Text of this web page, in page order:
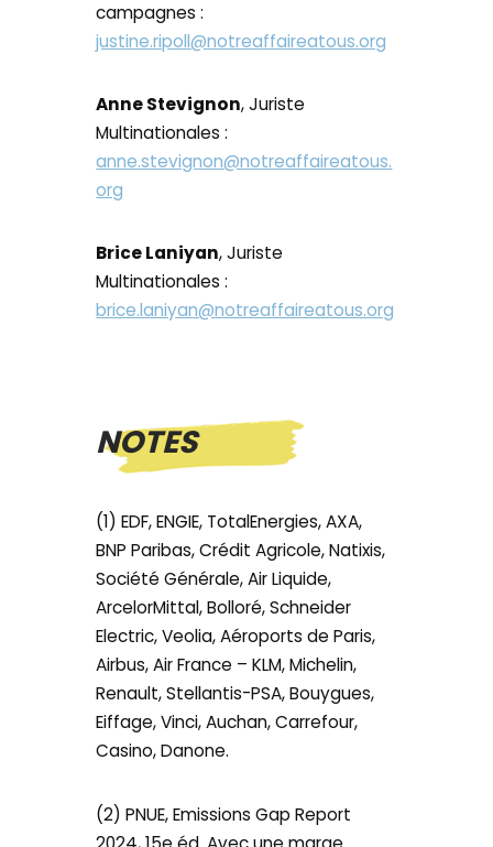
campagnes :
justine.ripoll@notreaffaireatous.org
Anne Stevignon, Juriste
Multinationales :
anne.stevignon@notreaffaireatous.
org
Brice Laniyan, Juriste
Multinationales :
brice.laniyan@notreaffaireatous.org
NOTES
(1) EDF, ENGIE, TotalEnergies, AXA,
BNP Paribas, Crédit Agricole, Natixis,
Société Générale, Air Liquide,
ArcelorMittal, Bolloré, Schneider
Electric, Veolia, Aéroports de Paris,
Airbus, Air France – KLM, Michelin,
Renault, Stellantis-PSA, Bouygues,
Eiffage, Vinci, Auchan, Carrefour,
Casino, Danone.
(2) PNUE, Emissions Gap Report